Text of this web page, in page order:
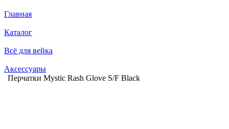
Главная
Каталог
Всё для вейка
Аксессуары
Перчатки Mystic Rash Glove S/F Black